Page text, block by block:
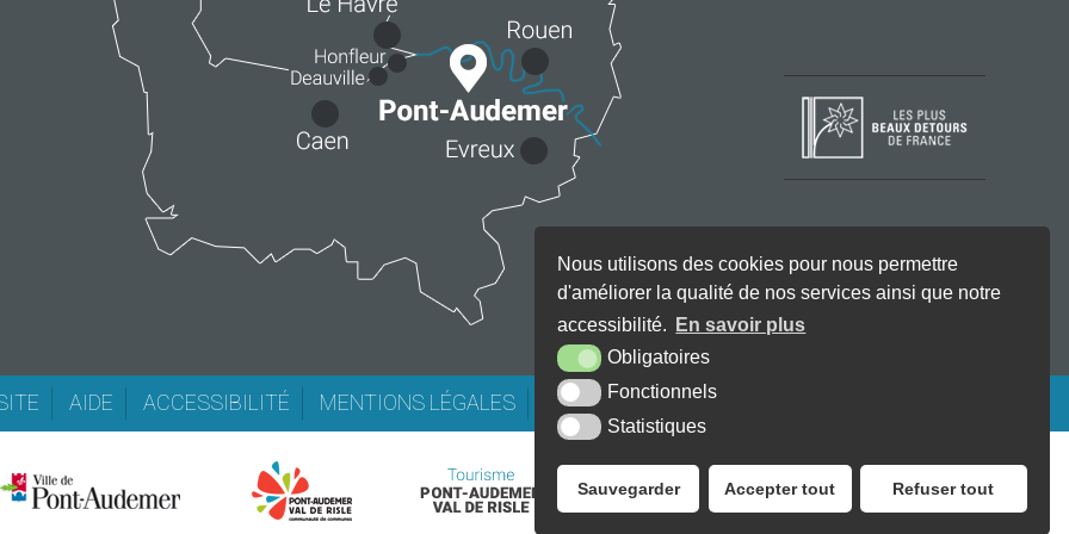
Nous utilisons des cookies pour nous permettre
d'améliorer la qualité de nos services ainsi que notre
accessibilité.
En savoir plus
Obligatoires
Fonctionnels
Statistiques
Sauvegarder Accepter tout Refuser tout
AIDE ACCESSIBILITÉ MENTIONS LÉGALES KREA3